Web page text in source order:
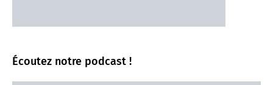
Écoutez notre podcast !